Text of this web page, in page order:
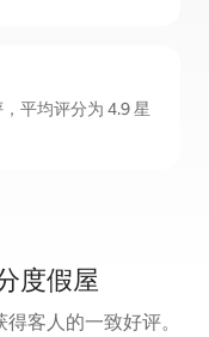
平均评分为 4.9 星
度假屋
客人的一致好评。